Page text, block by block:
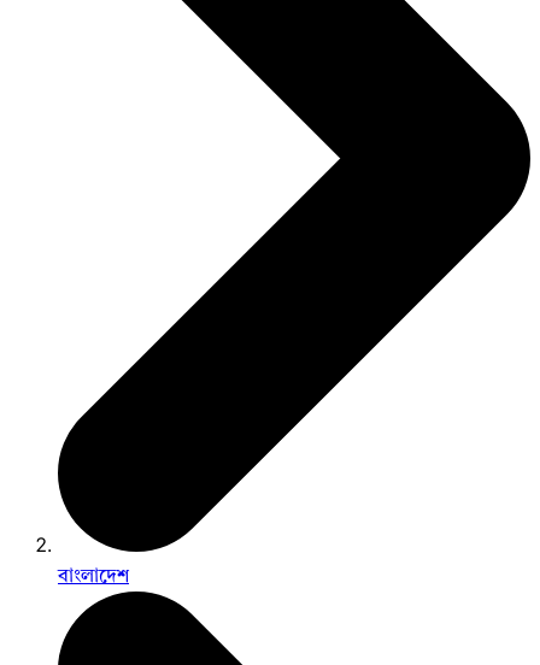
বাংলাদেশ